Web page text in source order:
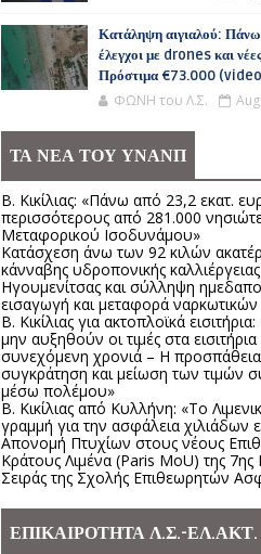
Κατάληψη αιγιαλού:
έλεγχοι με drones και
Πρόστιμα €73.000
ΦΩΝΗ του Λ.Σ.
ΤΑ ΝΕΑ ΤΟΥ ΥΝΑΝΠ
Β. Κικίλιας: «Πάνω από 23,2 εκατ.
περισσότερους από 281.000
Μεταφορικού Ισοδυνάμου»
Κατάσχεση άνω των 92 κιλών
κάνναβης υδροπονικής
Ηγουμενίτσας και σύλληψη
εισαγωγή και μεταφορά
Β. Κικίλιας για ακτοπλοϊκά
μην αυξηθούν οι τιμές στα
συνεχόμενη χρονιά – Η προσπάθεια
συγκράτηση και μείωση των τιμών
μέσω πολέμου»
Β. Κικίλιας από Κυλλήνη: «Το
γραμμή για την ασφάλεια χιλιάδων
Απονομή Πτυχίων στους νέους
Κράτους Λιμένα (Paris MoU) της 7ης
Σειράς της Σχολής Επιθεωρητών
ΕΠΙΚΑΙΡΟΤΗΤΑ Λ.Σ.-ΕΛ.ΑΚΤ.